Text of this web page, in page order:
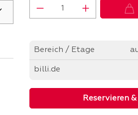
Produkt Anzahl:
Bereich / Etage
billi.de
Reservieren